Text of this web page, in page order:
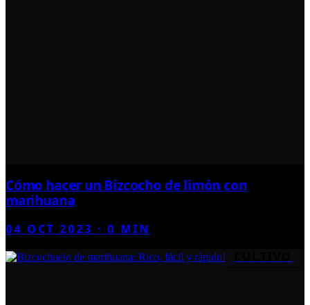
Cómo hacer un Bizcocho de limón con
marihuana
04 OCT 2023 ·0 MIN